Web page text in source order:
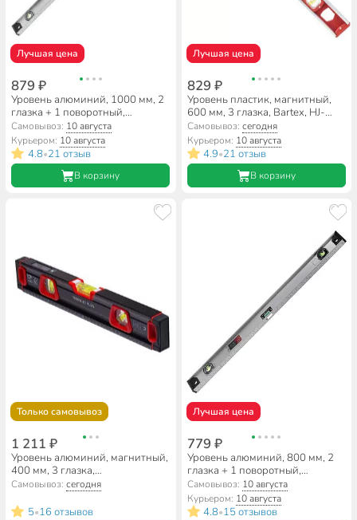
Лучшая цена
879 ₽
Уровень алюминий, 1000 мм, 2
глазка + 1 поворотный,
линейка, рельс, серебристый,
Bartex, №0021, HJ-82D
Самовывоз: 10 августа
Курьером: 10 августа
4.8•21 отзыв
В корзину
Лучшая цена
829 ₽
Уровень пластик, магнитный,
600 мм, 3 глазка, Bartex, HJ-
98F-2
Самовывоз: сегодня
Курьером: 10 августа
4.9•21 отзыв
В корзину
Только самовывоз
1 211 ₽
Уровень алюминий, магнитный,
400 мм, 3 глазка,
фрезерованная грань, ADA,
Titan 40, А00509
Самовывоз:сегодня
5•16 отзывов
Лучшая цена
779 ₽
Уровень алюминий, 800 мм, 2
глазка + 1 поворотный,
линейка, рельс, серебристый,
Bartex, №0021, HJ-82D
Самовывоз: 10 августа
Курьером: 10 августа
4.8•15 отзывов